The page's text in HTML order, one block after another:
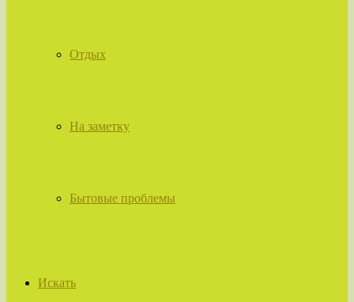
Отдых
На заметку
Бытовые проблемы
Искать